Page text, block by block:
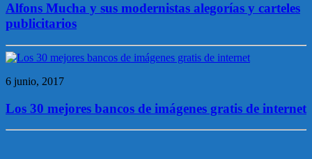
Alfons Mucha y sus modernistas alegorías y carteles
publicitarios
6 junio, 2017
Los 30 mejores bancos de imágenes gratis de internet